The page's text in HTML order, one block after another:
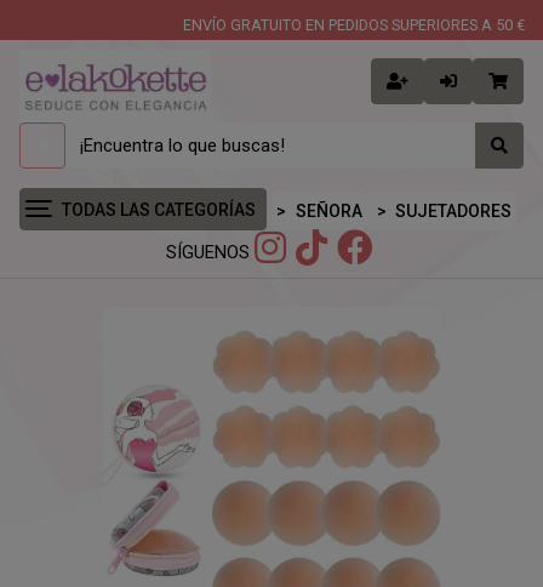
ENVÍO GRATUITO EN PEDIDOS SUPERIORES A 50 €
TODAS LAS CATEGORÍAS SEÑORA SUJETADORES
SÍGUENOS